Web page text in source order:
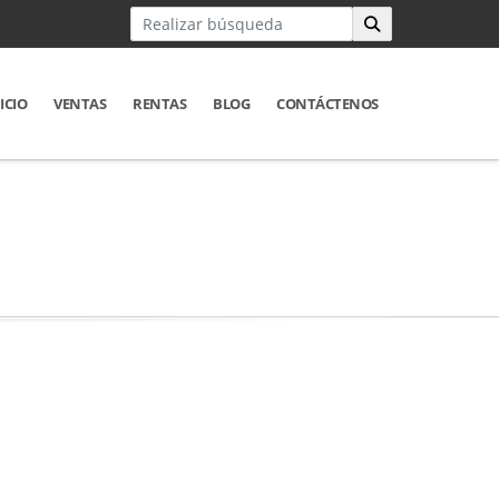
VENTAS RENTAS BLOG CONTÁCTENOS